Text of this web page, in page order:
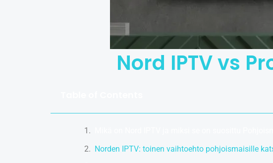
Nord IPTV vs
Norden IPTV: toinen vaihtoehto pohjoismaisille